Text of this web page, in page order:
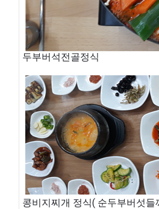
두부버석전골정식
콩비지찌개 정식( 순두부버섯